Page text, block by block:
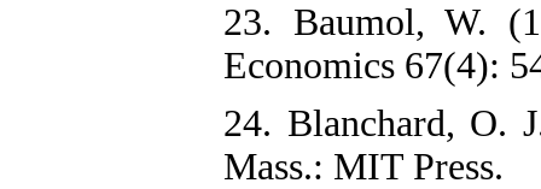
23. Baumol, W.
Economics 67(4):
24. Blanchard, O.
Mass.: MIT Press.